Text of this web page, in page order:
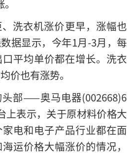
洗衣机涨价更早，涨幅也
据显示，今年1月-3月，每
平均单价都在增长。洗衣
价也有涨势。
头部——奥马电器(002668)6
上表示，关于原材料价格大
电和电子产品行业都在面
运价格大幅涨价的情况，